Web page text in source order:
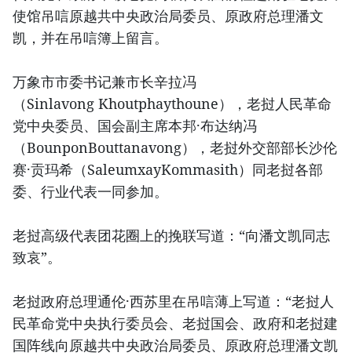
使馆吊唁原越共中央政治局委员、原政府总理潘文
凯，并在吊唁簿上留言。
万象市市委书记兼市长辛拉冯
（Sinlavong Khoutphaythoune），老挝人民革命
党中央委员、国会副主席本邦·布达纳冯
（BounponBouttanavong），老挝外交部部长沙伦
赛·贡玛希（SaleumxayKommasith）同老挝各部
委、行业代表一同参加。
老挝高级代表团花圈上的挽联写道：“向潘文凯同志
致哀”。
老挝政府总理通伦·西苏里在吊唁薄上写道：“老挝人
民革命党中央执行委员会、老挝国会、政府和老挝建
国阵线向原越共中央政治局委员、原政府总理潘文凯